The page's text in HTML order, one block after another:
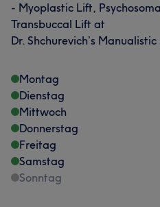
- Myoplastic Lift,
Transbuccal Lift at
Dr. Shchurevich’s Manualistic
Montag
Dienstag
Mittwoch
Donnerstag
Freitag
Samstag
Sonntag